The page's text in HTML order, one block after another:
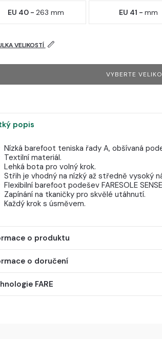
EU 40 -263 mm EU 41 -mm
VELIKOSTÍ
VYBERTE
popis
Nízká barefoot teniska řady A, obšívaná
Textilní materiál.
Lehká bota pro volný krok.
Střih je vhodný na nízký až středně vysoký
Flexibilní barefoot podešev FARESOLE
Zapínání na tkaničky pro skvělé utáhnutí.
Každý krok s úsměvem.
o produktu
o doručení
FARE